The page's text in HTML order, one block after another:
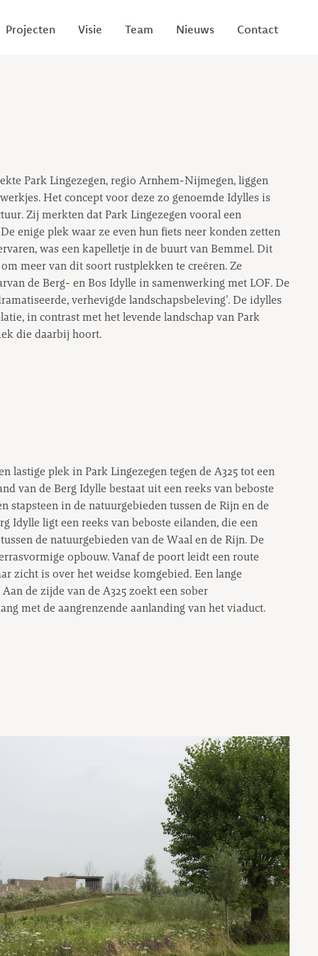
Projecten Visie Team Nieuws Contact
Park Lingezegen, regio Arnhem-Nijmegen, liggen
Het concept voor deze zo genoemde Idylles is
Zij merkten dat Park Lingezegen vooral een
enige plek waar ze even hun fiets neer konden zetten
was een kapelletje in de buurt van Bemmel. Dit
meer van dit soort rustplekken te creëren. Ze
de Berg- en Bos Idylle in samenwerking met LOF. De
verhevigde landschapsbeleving’. De idylles
in contrast met het levende landschap van Park
die daarbij hoort.
lastige plek in Park Lingezegen tegen de A325 tot een
van de Berg Idylle bestaat uit een reeks van beboste
stapsteen in de natuurgebieden tussen de Rijn en de
Idylle ligt een reeks van beboste eilanden, die een
de natuurgebieden van de Waal en de Rijn. De
opbouw. Vanaf de poort leidt een route
zicht is over het weidse komgebied. Een lange
de zijde van de A325 zoekt een sober
met de aangrenzende aanlanding van het viaduct.